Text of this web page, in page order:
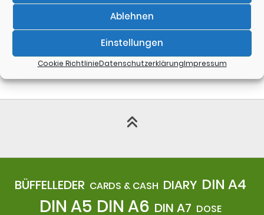
Ablehnen
Einstellungen
Cookie RichtlinieDatenschutzerklärungImpressum
18. MÄRZ 2013
BÜFFELLEDER CARDS & CASH DIARY DIN A4
DIN A5 DIN A6 DIN A7 DOSE